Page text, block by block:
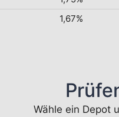
1,67%
Wähle ein Depot